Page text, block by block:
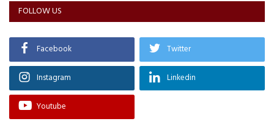
FOLLOW US
Facebook Twitter
Instagram Linkedin
Youtube